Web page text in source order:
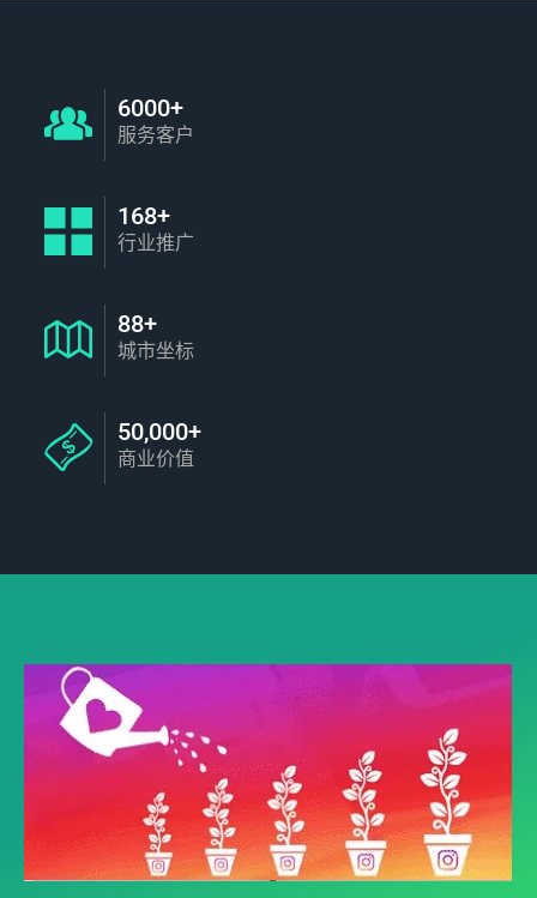
6000+
服务客户
168+
行业推广
88+
城市坐标
50,000+
商业价值